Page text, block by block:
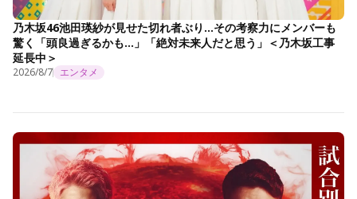
乃木坂46池田瑛紗が見せた切れ者ぶり…その考察力にメンバーも
驚く「頭良過ぎるかも…」「絶対未来人だと思う」＜乃木坂工事
延長中＞
2026/8/7 エンタメ